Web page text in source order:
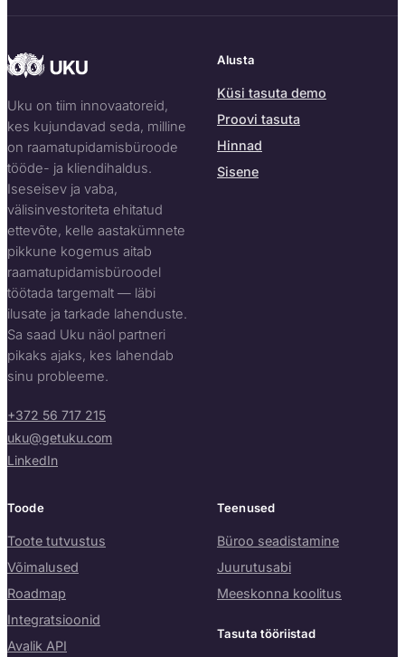
Uku on tiim innovaatoreid,
kes kujundavad seda, milline
on raamatupidamisbüroode
tööde- ja kliendihaldus.
Iseseisev ja vaba,
välisinvestoriteta ehitatud
ettevõte, kelle aastakümnete
pikkune kogemus aitab
raamatupidamisbüroodel
töötada targemalt — läbi
ilusate ja tarkade lahenduste.
Sa saad Uku näol partneri
pikaks ajaks, kes lahendab
sinu probleeme.
+372 56 717 215
uku@getuku.com
LinkedIn
Alusta
Küsi tasuta demo
Proovi tasuta
Hinnad
Sisene
Toode
Toote tutvustus
Võimalused
Roadmap
Integratsioonid
Avalik API
Teenused
Büroo seadistamine
Juurutusabi
Meeskonna koolitus
Tasuta tööriistad